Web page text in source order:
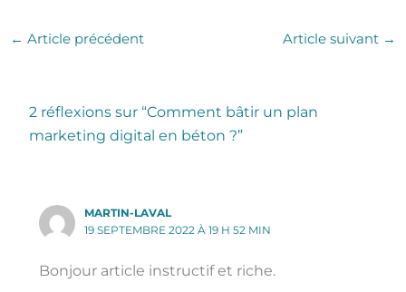
← Article précédent Article suivant →
2 réflexions sur “Comment bâtir un plan
marketing digital en béton ?”
MARTIN-LAVAL
19 SEPTEMBRE 2022 À 19 H 52 MIN
Bonjour article instructif et riche.